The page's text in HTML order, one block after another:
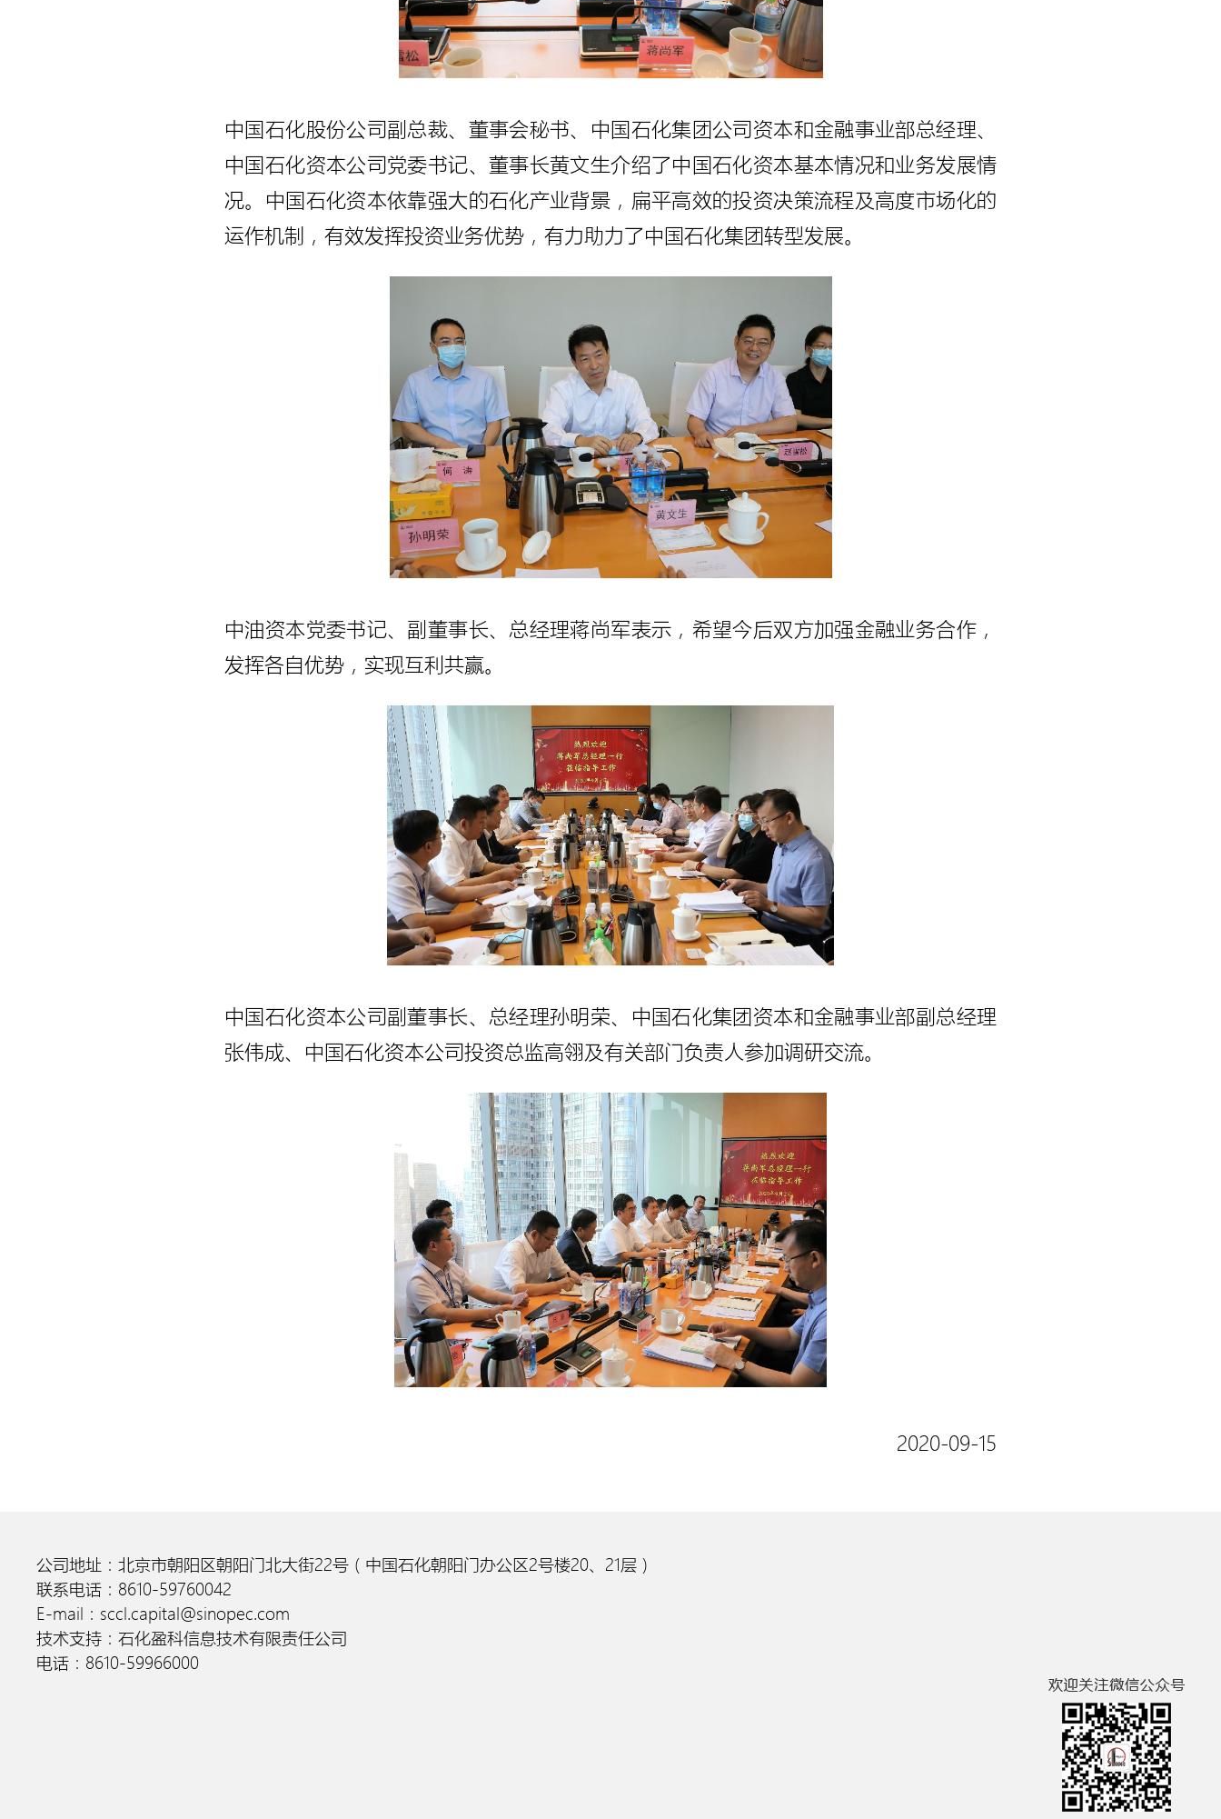
中国石化股份公司副总裁、董事会秘书、中国石化集团公司资本和金融事业部总经理、
中国石化资本公司党委书记、董事长黄文生介绍了中国石化资本基本情况和业务发展情
况。中国石化资本依靠强大的石化产业背景，扁平高效的投资决策流程及高度市场化的
运作机制，有效发挥投资业务优势，有力助力了中国石化集团转型发展。
中油资本党委书记、副董事长、总经理蒋尚军表示，希望今后双方加强金融业务合作，
发挥各自优势，实现互利共赢。
中国石化资本公司副董事长、总经理孙明荣、中国石化集团资本和金融事业部副总经理
张伟成、中国石化资本公司投资总监高翎及有关部门负责人参加调研交流。
2020-09-15
公司地址：北京市朝阳区朝阳门北大街22号（中国石化朝阳门办公区2号楼20、21层）
联系电话：8610-59760042
E-mail：sccl.capital@sinopec.com
技术支持：石化盈科信息技术有限责任公司
电话：8610-59966000